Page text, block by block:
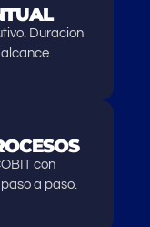
Duracion
con
a paso.